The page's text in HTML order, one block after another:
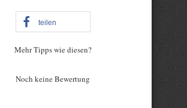
teilen
Mehr Tipps wie diesen?
Noch keine Bewertung